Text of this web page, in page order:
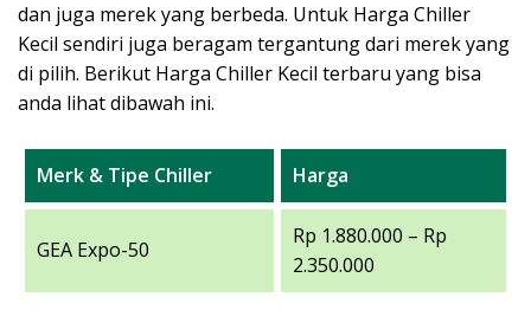
dan juga merek yang berbeda. Untuk Harga Chiller
Kecil sendiri juga beragam tergantung dari merek yang
di pilih. Berikut Harga Chiller Kecil terbaru yang bisa
anda lihat dibawah ini.
Merk & Tipe Chiller Harga
GEA Expo-50
Rp 1.880.000 – Rp
2.350.000